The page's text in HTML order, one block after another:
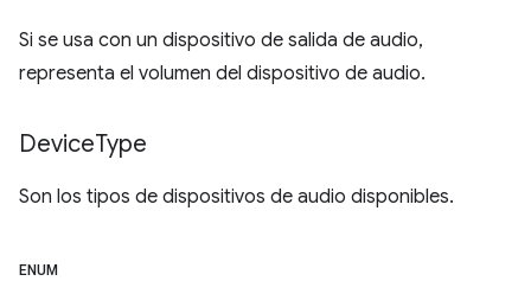
Si se usa con un dispositivo de salida de audio,
representa el volumen del dispositivo de audio.
DeviceType
Son los tipos de dispositivos de audio disponibles.
ENUM